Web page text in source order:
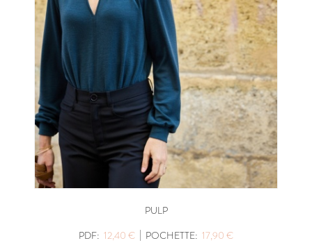
PULP
PDF: 12,40 € | POCHETTE: 17,90 €